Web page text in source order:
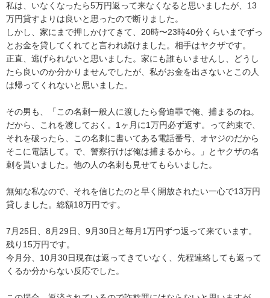
私は、いなくなったら5万円返って来なくなると思いましたが、13
万円貸すよりは良いと思ったので断りました。
しかし、家にまで押しかけてきて、20時〜23時40分くらいまでずっ
とお金を貸してくれてと言われ続けました。相手はヤクザです。
正直、逃げられないと思いました。家にも誰もいませんし、どうし
たら良いのか分かりませんでしたが、私がお金を出さないとこの人
は帰ってくれないと思いました。
その男も、「この名刺一般人に渡したら脅迫罪で俺、捕まるのね。
だから、これを渡しておく。1ヶ月に1万円必ず返す。って約束で、
それを破ったら、この名刺に書いてある電話番号、オヤジのだから
そこに電話して。で、警察行けば俺は捕まるから。」とヤクザの名
刺を貰いました。他の人の名刺も見せてもらいました。
無知な私なので、それを信じたのと早く開放されたい一心で13万円
貸しました。総額18万円です。
7月25日、8月29日、9月30日と毎月1万円ずつ返って来ています。
残り15万円です。
今月分、10月30日現在は返ってきていなく、先程連絡しても返って
くるか分からない反応でした。